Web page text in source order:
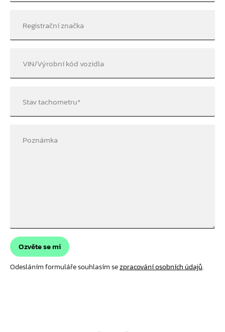
Registrační značka
VIN/Výrobní kód vozidla
Stav tachometru*
Poznámka
Ozvěte se mi
Odesláním formuláře souhlasím sezpracování osobních údajů.